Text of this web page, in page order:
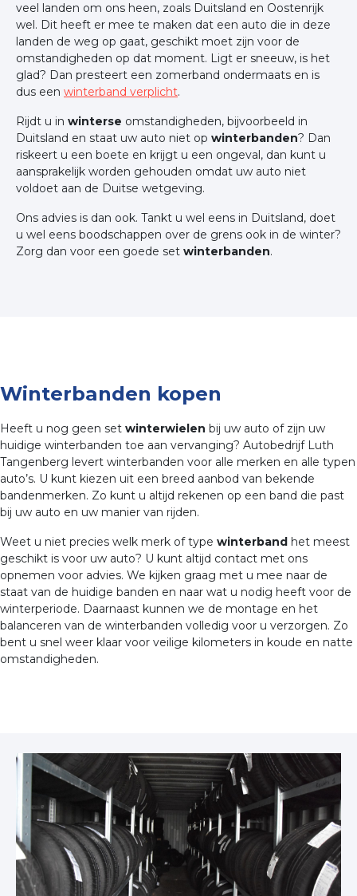
veel landen om ons heen, zoals Duitsland en Oostenrijk
wel. Dit heeft er mee te maken dat een auto die in deze
landen de weg op gaat, geschikt moet zijn voor de
omstandigheden op dat moment. Ligt er sneeuw, is het
glad? Dan presteert een zomerband ondermaats en is
dus een winterband verplicht.
Rijdt u in winterse omstandigheden, bijvoorbeeld in
Duitsland en staat uw auto niet op winterbanden? Dan
riskeert u een boete en krijgt u een ongeval, dan kunt u
aansprakelijk worden gehouden omdat uw auto niet
voldoet aan de Duitse wetgeving.
Ons advies is dan ook. Tankt u wel eens in Duitsland, doet
u wel eens boodschappen over de grens ook in de winter?
Zorg dan voor een goede set winterbanden.
Winterbanden kopen
Heeft u nog geen set winterwielen bij uw auto of zijn uw
huidige winterbanden toe aan vervanging? Autobedrijf Luth
Tangenberg levert winterbanden voor alle merken en alle typen
auto’s. U kunt kiezen uit een breed aanbod van bekende
bandenmerken. Zo kunt u altijd rekenen op een band die past
bij uw auto en uw manier van rijden.
Weet u niet precies welk merk of type winterband het meest
geschikt is voor uw auto? U kunt altijd contact met ons
opnemen voor advies. We kijken graag met u mee naar de
staat van de huidige banden en naar wat u nodig heeft voor de
winterperiode. Daarnaast kunnen we de montage en het
balanceren van de winterbanden volledig voor u verzorgen. Zo
bent u snel weer klaar voor veilige kilometers in koude en natte
omstandigheden.